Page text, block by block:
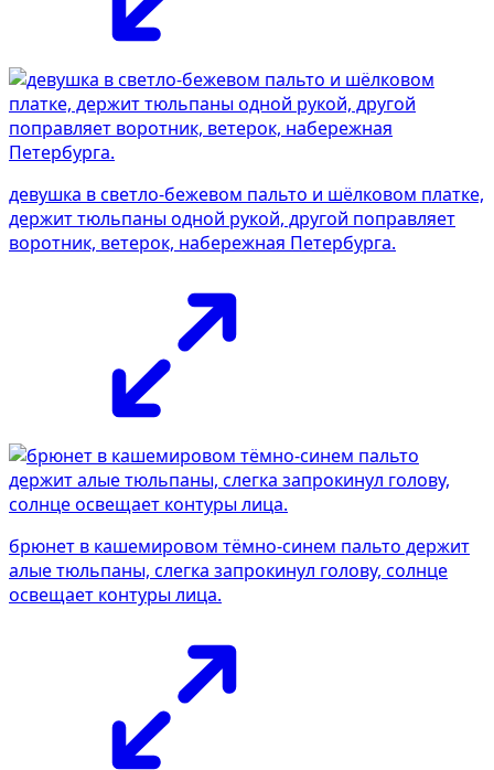
девушка в светло-бежевом пальто и шёлковом платке,
держит тюльпаны одной рукой, другой поправляет
воротник, ветерок, набережная Петербурга.
брюнет в кашемировом тёмно-синем пальто держит
алые тюльпаны, слегка запрокинул голову, солнце
освещает контуры лица.